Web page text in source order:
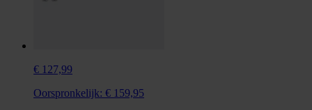
€ 127,99
Oorspronkelijk: € 159,95